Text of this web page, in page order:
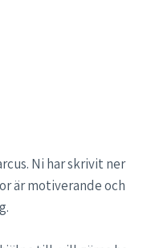
Ni har skrivit ner
är motiverande och